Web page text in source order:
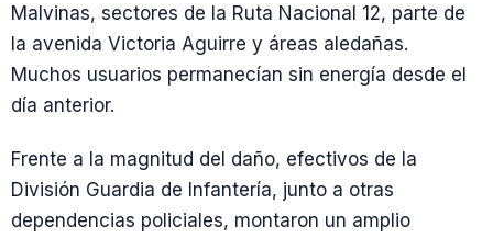
Malvinas, sectores de la Ruta Nacional 12, parte de
la avenida Victoria Aguirre y áreas aledañas.
Muchos usuarios permanecían sin energía desde el
día anterior.
Frente a la magnitud del daño, efectivos de la
División Guardia de Infantería, junto a otras
dependencias policiales, montaron un amplio